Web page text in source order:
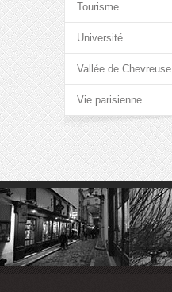
Tourisme
Université
Vallée de Chevreuse
Vie parisienne